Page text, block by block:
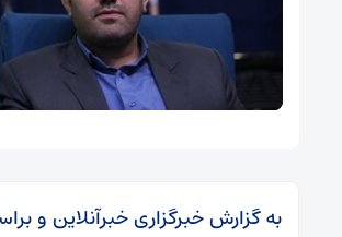
به گزارش خبرگزاری خبرآنلاین و